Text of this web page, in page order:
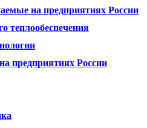
на предприятиях России
теплообеспечения
предприятиях России